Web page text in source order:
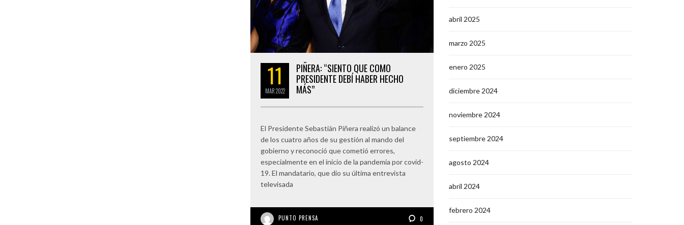
11
MAR2022
PIÑERA: “SIENTO QUE COMO
PRESIDENTE DEBÍ HABER HECHO
MÁS”
El Presidente Sebastián Piñera realizó un balance
de los cuatro años de su gestión al mando del
gobierno y reconoció que cometió errores,
especialmente en el inicio de la pandemia por covid-
19. El mandatario, que dio su última entrevista
televisada
PUNTO PRENSA 0
abril 2025
marzo 2025
enero 2025
diciembre 2024
noviembre 2024
septiembre 2024
agosto 2024
abril 2024
febrero 2024